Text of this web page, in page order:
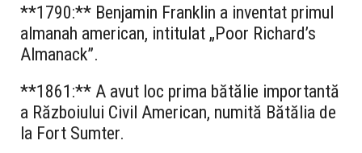
**1790:** Benjamin Franklin a inventat primul
almanah american, intitulat „Poor Richard’s
Almanack”.
**1861:** A avut loc prima bătălie importantă
a Războiului Civil American, numită Bătălia de
la Fort Sumter.